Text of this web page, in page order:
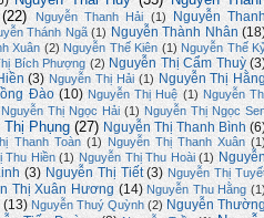
(22) Nguyễn Thanh Hải (1)
Nguyễn
Thánh Ngã (1) Nguyễn Thành Nhân
Xuân (2) Nguyễn Thế Kiên (1) Nguyễn Thế
Bích Phượng (2) Nguyễn Thị Cẩm Thuỳ
(3) Nguyễn Thị Hải (1) Nguyễn Thị
Đào (10) Nguyễn Thị Huệ (1) Nguyễn
Nguyễn Thị Ngọc Hải (1) Nguyễn Thị Ngọc
Thị Phụng (27) Nguyễn Thị Thanh Bình
Thanh Toàn (1) Nguyễn Thị Thanh Xuân
Thu Hiền (1) Nguyễn Thị Thu Hoài (1)
(3) Nguyễn Thị Tiết (3) Nguyễn Thị
Thị Xuân Hương (14) Nguyễn Thu Hằng
(13) Nguyễn Thuý Quỳnh (2) Nguyễn